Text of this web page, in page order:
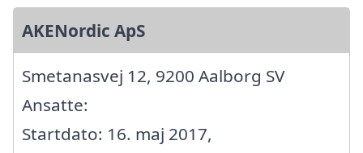
AKENordic ApS
Smetanasvej 12, 9200 Aalborg SV
Ansatte:
Startdato: 16. maj 2017,